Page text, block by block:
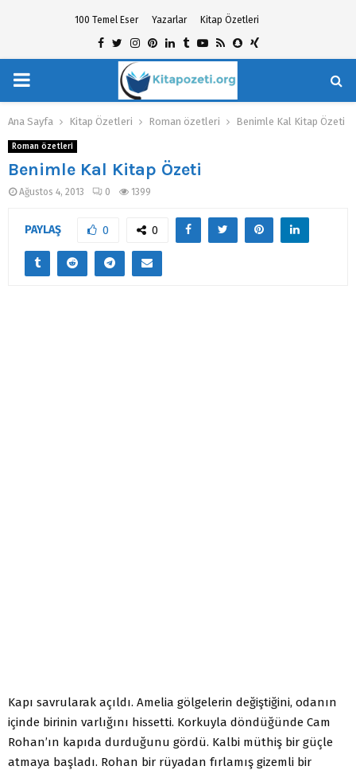
100 Temel Eser Yazarlar Kitap Özetleri
Facebook
TwitterInstagram
Pinterest
Linkedin
TumblrYoutube
RssSnapchat
Xing
PRIMARY
MENU
Ana Sayfa Kitap Özetleri Roman özetleri Benimle Kal Kitap Özeti
Roman özetleri
Benimle Kal Kitap Özeti
Ağustos 4, 2013 0 1399
PAYLAŞ 0 0
Kapı savrularak açıldı. Amelia gölgelerin değiştiğini, odanın
içinde birinin varlığını hissetti. Korkuyla döndüğünde Cam
Rohan’ın kapıda durduğunu gördü. Kalbi müthiş bir güçle
atmaya başladı. Rohan bir rüyadan fırlamış gizemli bir